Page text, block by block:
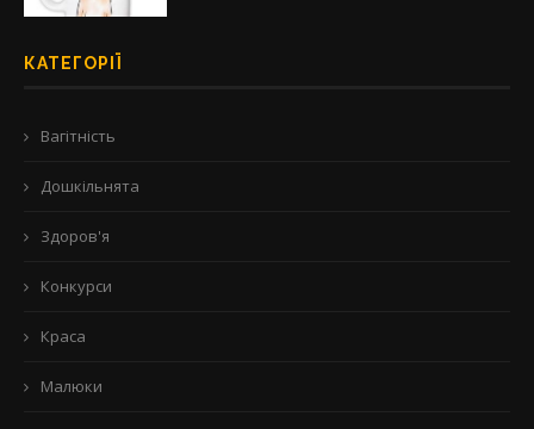
КАТЕГОРІЇ
Вагітність
Дошкільнята
Здоров'я
Конкурси
Краса
Малюки